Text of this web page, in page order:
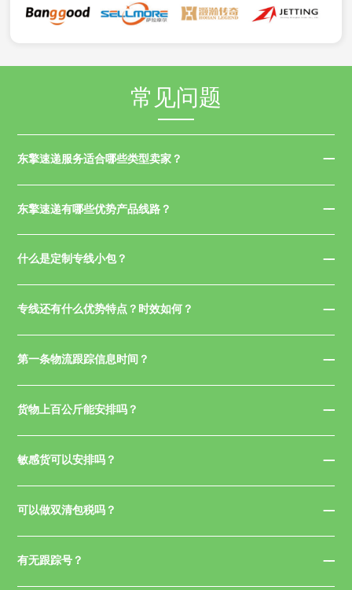
常见问题
东擎速递服务适合哪些类型卖家？
东擎速递有哪些优势产品线路？
什么是定制专线小包？
专线还有什么优势特点？时效如何？
第一条物流跟踪信息时间？
货物上百公斤能安排吗？
敏感货可以安排吗？
可以做双清包税吗？
有无跟踪号？